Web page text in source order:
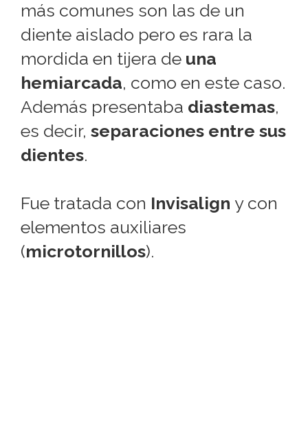
más comunes son las de un
diente aislado pero es rara la
mordida en tijera de una
hemiarcada, como en este caso.
Además presentaba diastemas,
es decir, separaciones entre sus
dientes.
Fue tratada con Invisalign y con
elementos auxiliares
(microtornillos).